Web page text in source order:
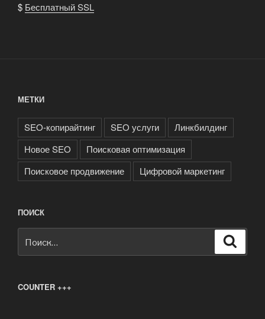
$ Бесплатный SSL
МЕТКИ
SEO-копирайтинг SEO услуги
Линкбилдинг
Новое SEO
Поисковая оптимизация
Поисковое продвижение
Цифровой маркетинг
ПОИСК
COUNTER +++